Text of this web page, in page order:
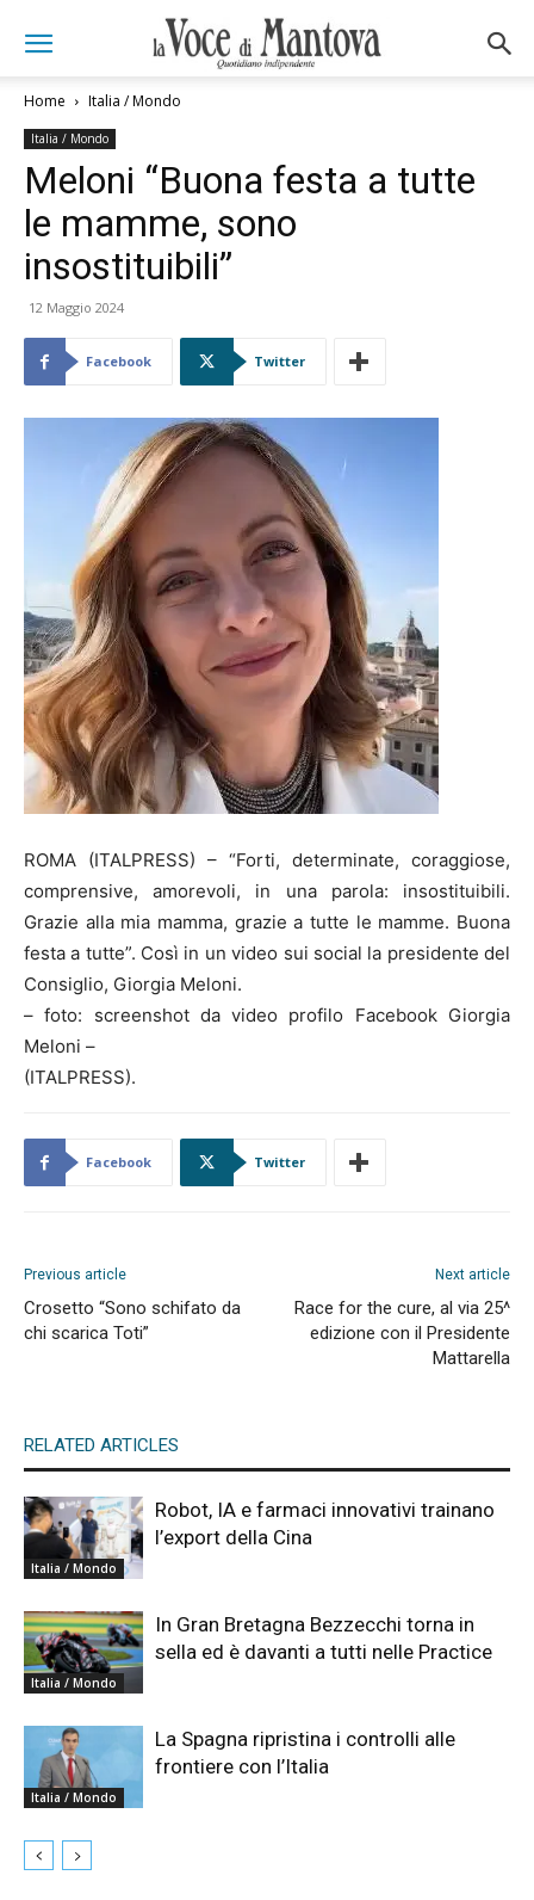
Home Italia / Mondo
Italia / Mondo
Meloni “Buona festa a tutte
le mamme, sono
insostituibili”
12 Maggio 2024
Facebook Twitter
ROMA (ITALPRESS) – “Forti, determinate, coraggiose,
comprensive, amorevoli, in una parola: insostituibili.
Grazie alla mia mamma, grazie a tutte le mamme. Buona
festa a tutte”. Così in un video sui social la presidente del
Consiglio, Giorgia Meloni.
– foto: screenshot da video profilo Facebook Giorgia
Meloni –
(ITALPRESS).
Facebook Twitter
Previous article
Crosetto “Sono schifato da
chi scarica Toti”
Next article
Race for the cure, al via 25^
edizione con il Presidente
Mattarella
RELATED ARTICLES
Italia / Mondo
Robot, IA e farmaci innovativi trainano
l’export della Cina
Italia / Mondo
In Gran Bretagna Bezzecchi torna in
sella ed è davanti a tutti nelle Practice
Italia / Mondo
La Spagna ripristina i controlli alle
frontiere con l’Italia